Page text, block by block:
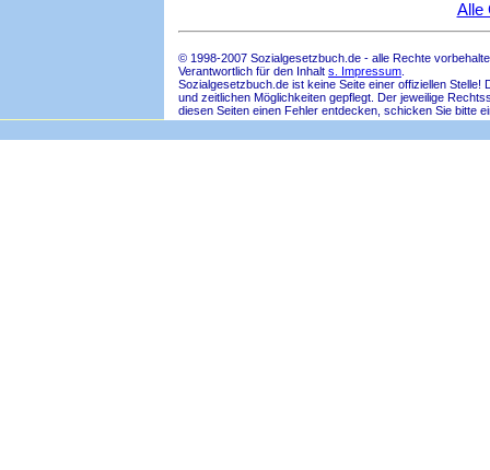
Alle
© 1998-2007 Sozialgesetzbuch.de - alle Rechte
Verantwortlich für den Inhalt s. Impressum
Sozialgesetzbuch.de ist keine Seite einer offiziellen
und zeitlichen Möglichkeiten gepflegt. Der jeweilige
diesen Seiten einen Fehler entdecken, schicken Sie bitte